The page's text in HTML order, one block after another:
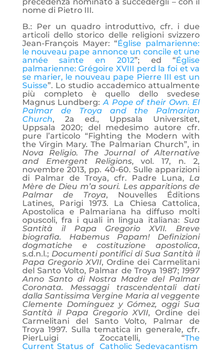
nome di Pietro III.
B.: Per un quadro introduttivo, cfr. i due
articoli dello storico delle religioni svizzero
Jean-François Mayer: “Église palmarienne:
le nouveau pape annonce un concile et une
année sainte en 2012”; ed “Église
palmarienne: Grégoire XVIII perd la foi et va
se marier, le nouveau pape Pierre III est un
Suisse”. Lo studio accademico attualmente
più completo è quello dello svedese
Magnus Lundberg:A Pope of their Own. El
Palmar de Troya and the Palmarian
Church, 2a ed., Uppsala Universitet,
Uppsala 2020; del medesimo autore cfr.
pure l’articolo “Fighting the Modern with
the Virgin Mary. The Palmarian Church”, in
Nova Religio. The Journal of Alternative
and Emergent Religions, vol. 17, n. 2,
novembre 2013, pp. 40-60. Sulle apparizioni
di Palmar de Troya, cfr. Padre Luna, La
Mère de Dieu m’a souri. Les apparitions de
Palmar de Troya, Nouvelles Éditions
Latines, Parigi 1973. La Chiesa Cattolica,
Apostolica e Palmariana ha diffuso molti
opuscoli, fra i quali in lingua italiana:Sua
Santità il Papa Gregorio XVII. Breve
biografia. Habemus Papam! Definizioni
dogmatiche e costituzione apostolica,
s.d.n.l.; Documenti pontifici di Sua Santità il
Papa Gregorio XVII, Ordine dei Carmelitani
del Santo Volto, Palmar de Troya 1987; 1997
Anno Santo di Nostra Madre del Palmar
Coronata. Messaggi trascendentali dati
dalla Santissima Vergine Maria al veggente
Clemente Domínguez y Gómez, oggi Sua
Santità il Papa Gregorio XVII, Ordine dei
Carmelitani del Santo Volto, Palmar de
Troya 1997. Sulla tematica in generale, cfr.
PierLuigi Zoccatelli, “The
Current Status of Catholic Sedevacantism